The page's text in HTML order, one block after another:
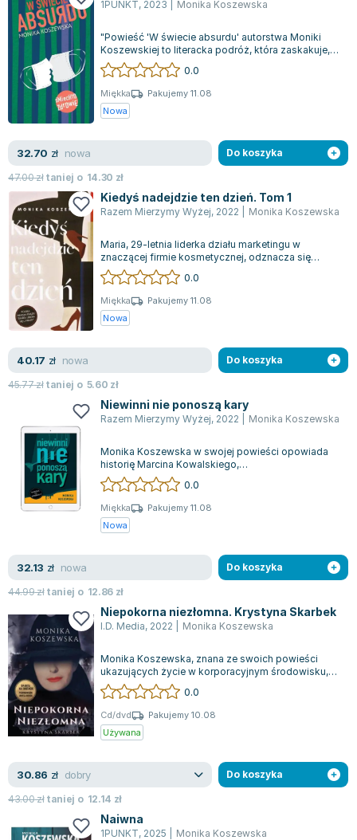
Książki o naukach politycznych dla studentów
Książki do nauk przyrodniczych dla studentów
Książki do nauk społecznych dla studentów
Książki do nauk ścisłych dla studentów
Prawo - książki dla studentów
Technologia żywności - książki
Nauka języków obcych - książki
Podręczniki dla nauczycieli - metodyka
Repetytoria, testy i materiały pomocnicze
Bolesław Prus
Clive Cussler
Wanda Chotomska
Józef Ignacy Kraszewski
Clive Staples Lewis
Martyna Wojciechowska
Blanka Lipińska
Jaś Kapela
Agatha Christie
Witold Gadowski
Jan Pietrzak
Marcin Kowalczyk
Piotr Zychowicz
Joanna Jabłczyńska
Piotr Kościelny
Zygmunt Freud
Agata Passent
Michel Moran
Maciej Orłoś
Jo Nesbo
Katarzyna Miller
Antoine de Saint Exupery
Paulina Młynarska
ks. Piotr Pawlukiewicz
Jarosław Sokołowski
Piotr Latocha
Michael Scott
Piotr Semka
Jarosław Iwaszkiewicz
Joseph Murphy
Oscar Wilde
Małgorzata Ohme
Maddie Ziegler
1PUNKT, 2023 Monika Koszewska
"Powieść 'W świecie absurdu' autorstwa Moniki
Koszewskiej to literacka podróż, która zaskakuje,
bawi i skłania do przemyśleń. Kosz...
0.0
Miękka
Pakujemy 11.08
Nowa
32.70 zł nowa
47.00złtaniej o 14.30 zł
Do koszyka
Kiedyś nadejdzie ten dzień. Tom 1
Razem Mierzymy Wyżej, 2022 Monika Koszewska
Maria, 29-letnia liderka działu marketingu w
znaczącej firmie kosmetycznej, odznacza się
wyjątkowym optymizmem i kreatywnością. Dz...
0.0
Miękka
Pakujemy 11.08
Nowa
40.17 zł nowa
45.77złtaniej o 5.60 zł
Do koszyka
Niewinni nie ponoszą kary
Razem Mierzymy Wyżej, 2022 Monika Koszewska
Monika Koszewska w swojej powieści opowiada
historię Marcina Kowalskiego,
trzydziestoczteroletniego singla i właściciela
dobrze pr...
0.0
Miękka
Pakujemy 11.08
Nowa
32.13 zł nowa
44.99złtaniej o 12.86 zł
Do koszyka
Niepokorna niezłomna. Krystyna Skarbek
I.D. Media, 2022 Monika Koszewska
Monika Koszewska, znana ze swoich powieści
ukazujących życie w korporacyjnym środowisku,
tym razem sięgnęła po inspirację do histo...
0.0
Cd/dvd
Pakujemy 10.08
Używana
30.86 zł dobry
43.00złtaniej o 12.14 zł
Do koszyka
Naiwna
1PUNKT, 2025 Monika Koszewska